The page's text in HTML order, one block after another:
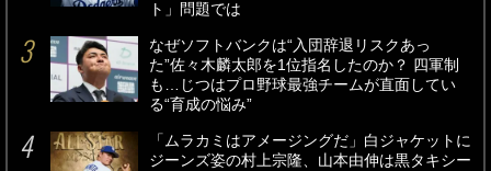
ト」問題では
なぜソフトバンクは“入団辞退リスクあっ
た”佐々木麟太郎を1位指名したのか？ 四軍制
も…じつはプロ野球最強チームが直面してい
る“育成の悩み”
「ムラカミはアメージングだ」白ジャケットに
ジーンズ姿の村上宗隆、山本由伸は黒タキシー